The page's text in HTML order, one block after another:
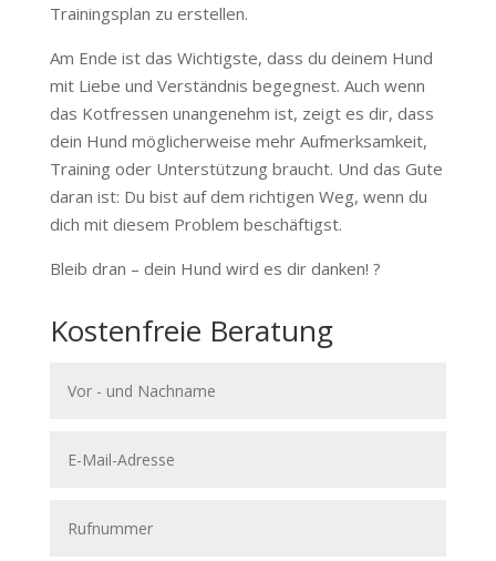
Trainingsplan zu erstellen.
Am Ende ist das Wichtigste, dass du deinem Hund
mit Liebe und Verständnis begegnest. Auch wenn
das Kotfressen unangenehm ist, zeigt es dir, dass
dein Hund möglicherweise mehr Aufmerksamkeit,
Training oder Unterstützung braucht. Und das Gute
daran ist: Du bist auf dem richtigen Weg, wenn du
dich mit diesem Problem beschäftigst.
Bleib dran – dein Hund wird es dir danken! ?
Kostenfreie Beratung